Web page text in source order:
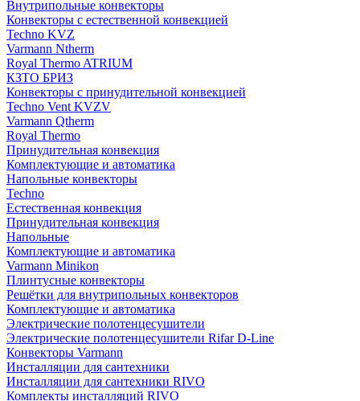
Внутрипольные конвекторы
Конвекторы с естественной конвекцией
Techno KVZ
Varmann Ntherm
Royal Thermo ATRIUM
КЗТО БРИЗ
Конвекторы с принудительной конвекцией
Techno Vent KVZV
Varmann Qtherm
Royal Thermo
Принудительная конвекция
Комплектующие и автоматика
Напольные конвекторы
Techno
Естественная конвекция
Принудительная конвекция
Напольные
Комплектующие и автоматика
Varmann Minikon
Плинтусные конвекторы
Решётки для внутрипольных конвекторов
Комплектующие и автоматика
Электрические полотенцесушители
Электрические полотенцесушители Rifar D-Line
Конвекторы Varmann
Инсталляции для сантехники
Инсталляции для сантехники RIVO
Комплекты инсталляций RIVO